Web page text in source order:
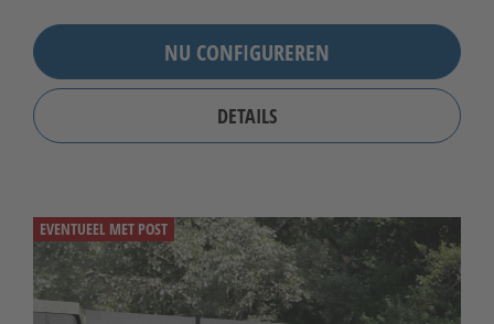
NU CONFIGUREREN
DETAILS
EVENTUEEL MET POST